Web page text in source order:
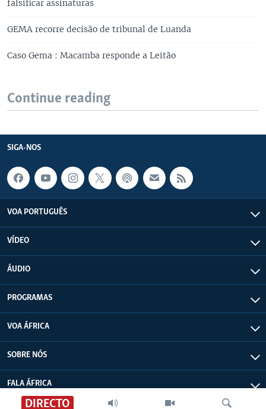
DIRECTO
falsificar assinaturas
GEMA recorre decisão de tribunal de Luanda
Caso Gema : Macamba responde a Leitão
Continue reading
SIGA-NOS
VOA PORTUGUÊS
VÍDEO
ÁUDIO
PROGRAMAS
VOA ÁFRICA
SOBRE NÓS
FALA ÁFRICA